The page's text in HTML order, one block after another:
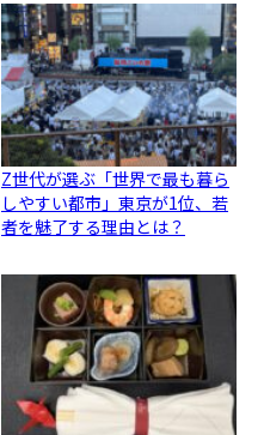
Z世代が選ぶ「世界で最も暮ら
しやすい都市」東京が1位、若
者を魅了する理由とは？